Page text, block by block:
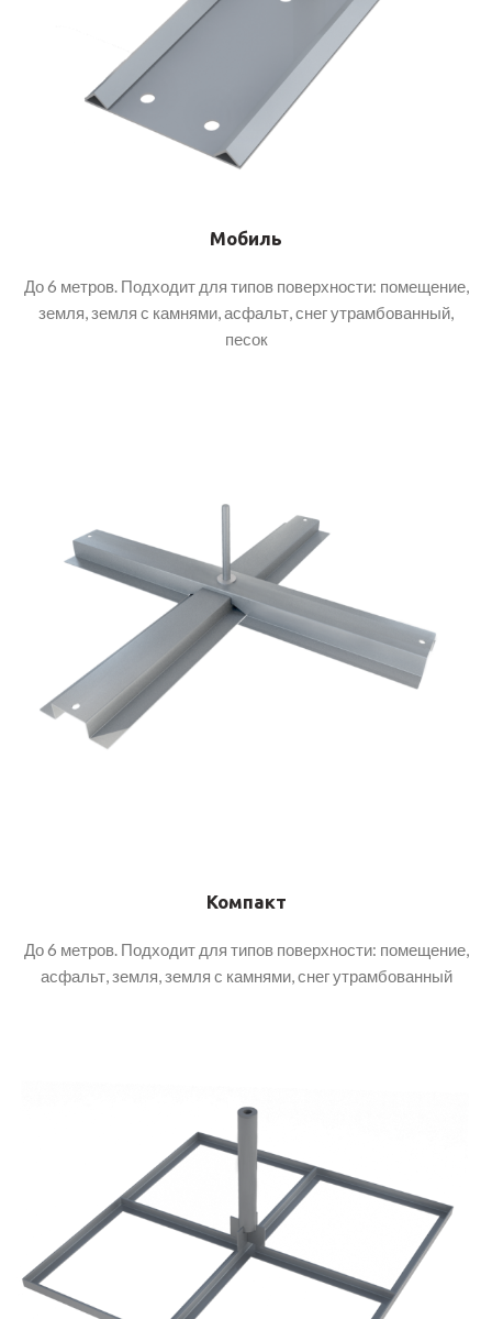
Мобиль
До 6 метров. Подходит для типов поверхности: помещение,
земля, земля с камнями, асфальт, снег утрамбованный,
песок
Компакт
До 6 метров. Подходит для типов поверхности: помещение,
асфальт, земля, земля с камнями, снег утрамбованный